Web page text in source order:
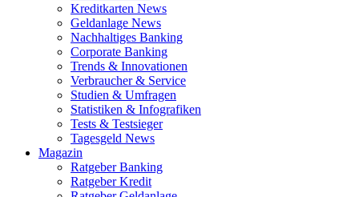
Kreditkarten News
Geldanlage News
Nachhaltiges Banking
Corporate Banking
Trends & Innovationen
Verbraucher & Service
Studien & Umfragen
Statistiken & Infografiken
Tests & Testsieger
Tagesgeld News
Magazin
Ratgeber Banking
Ratgeber Kredit